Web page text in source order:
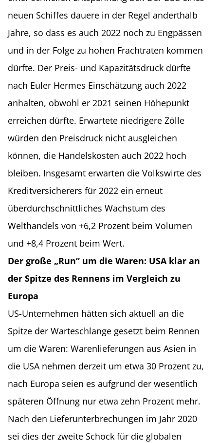
neuen Schiffes dauere in der Regel anderthalb
Jahre, so dass es auch 2022 noch zu Engpässen
und in der Folge zu hohen Frachtraten kommen
dürfte. Der Preis- und Kapazitätsdruck dürfte
nach Euler Hermes Einschätzung auch 2022
anhalten, obwohl er 2021 seinen Höhepunkt
erreichen dürfte. Erwartete niedrigere Zölle
würden den Preisdruck nicht ausgleichen
können, die Handelskosten auch 2022 hoch
bleiben. Insgesamt erwarten die Volkswirte des
Kreditversicherers für 2022 ein erneut
überdurchschnittliches Wachstum des
Welthandels von +6,2 Prozent beim Volumen
und +8,4 Prozent beim Wert.
Der große „Run“ um die Waren: USA klar an
der Spitze des Rennens im Vergleich zu
Europa
US-Unternehmen hätten sich aktuell an die
Spitze der Warteschlange gesetzt beim Rennen
um die Waren: Warenlieferungen aus Asien in
die USA nehmen derzeit um etwa 30 Prozent zu,
nach Europa seien es aufgrund der wesentlich
späteren Öffnung nur etwa zehn Prozent mehr.
Nach den Lieferunterbrechungen im Jahr 2020
sei dies der zweite Schock für die globalen